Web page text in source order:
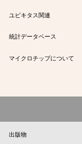
ユビキタス関連
統計データベース
マイクロチップについて
出版物